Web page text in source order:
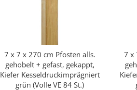
Schnellkauf
7 x 7 x 270 cm Pfosten alls.
gehobelt + gefast, gekappt,
Kiefer Kesseldruckimprägniert
grün (Volle VE 84 St.)
7 x